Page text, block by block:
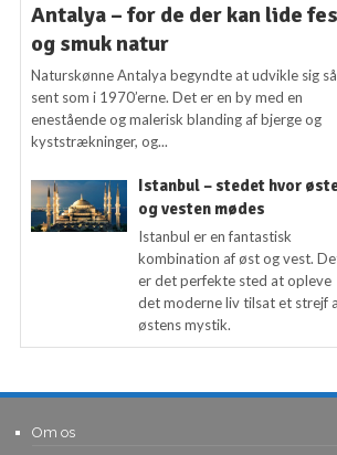
Antalya – for de der kan lide
og smuk natur
Naturskønne Antalya begyndte at udvikle sig så
sent som i 1970’erne. Det er en by med en
enestående og malerisk blanding af bjerge og
kyststrækninger, og...
Istanbul – stedet hvor
og vesten mødes
Istanbul er en fantastisk
kombination af øst og vest.
er det perfekte sted at opleve
det moderne liv tilsat et strejf
østens mystik.
Om os